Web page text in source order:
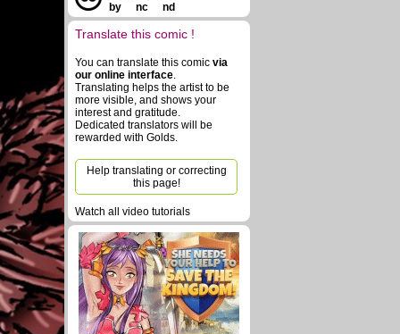
by nc nd
Translate this comic !
You can translate this comic via
our online interface.
Translating helps the artist to be
more visible, and shows your
interest and gratitude.
Dedicated translators will be
rewarded with Golds.
Help translating or correcting
this page!
Watch all video tutorials